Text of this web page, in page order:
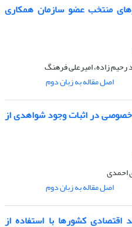
منتخب عضو سازمان همکاری
زاده، امیرعلی فرهنگ
اصل مقاله به زبان دوم
در اثبات وجود شواهدی از
احمدی
اصل مقاله به زبان دوم
کشورها با استفاده از